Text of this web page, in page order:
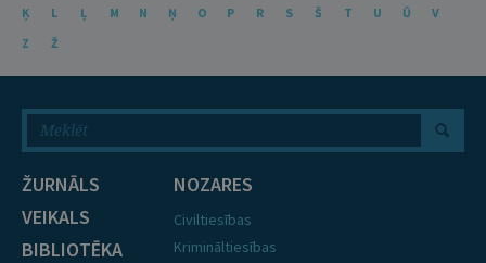
Ķ
L Ļ M N Ņ O P R S Š T U Ū
V
Z
Ž
ŽURNĀLS
VEIKALS
BIBLIOTĒKA
NOZARES
Civiltiesības
Krimināltiesības